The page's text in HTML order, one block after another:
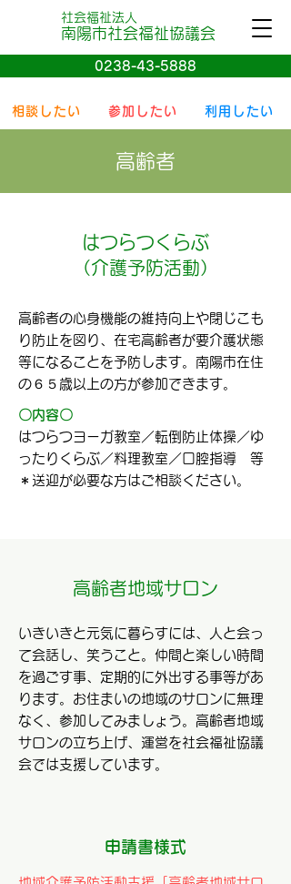
社会福祉法人
南陽市社会福祉協議会
0238-43-5888
参加したい 利用したい
相談したい
高齢者
はつらつくらぶ
（介護予防活動）
高齢者の心身機能の維持向上や閉じこも
り防止を図り、在宅高齢者が要介護状態
等になることを予防します。南陽市在住
の６５歳以上の方が参加できます。
〇内容〇
はつらつヨーガ教室／転倒防止体操／ゆ
ったりくらぶ／料理教室／口腔指導 等
＊送迎が必要な方はご相談ください。
高齢者地域サロン
いきいきと元気に暮らすには、人と会っ
て会話し、笑うこと。仲間と楽しい時間
を過ごす事、定期的に外出する事等があ
ります。お住まいの地域のサロンに無理
なく、参加してみましょう。高齢者地域
サロンの立ち上げ、運営を社会福祉協議
会では支援しています。
申請書様式